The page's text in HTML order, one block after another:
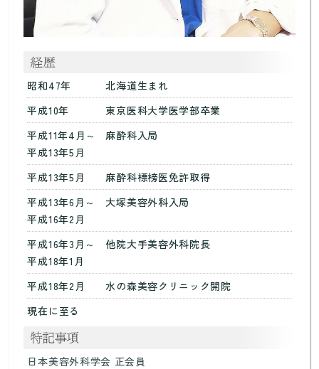
昭和47年
北海道生まれ
平成10年
東京医科大学医学部卒業
平成11年4月～
平成13年5月
麻酔科入局
平成13年5月
麻酔科標榜医免許取得
平成13年6月～
平成16年2月
大塚美容外科入局
平成16年3月～
平成18年1月
他院大手美容外科院長
平成18年2月
水の森美容クリニック開院
現在に至る
日本美容外科学会 正会員